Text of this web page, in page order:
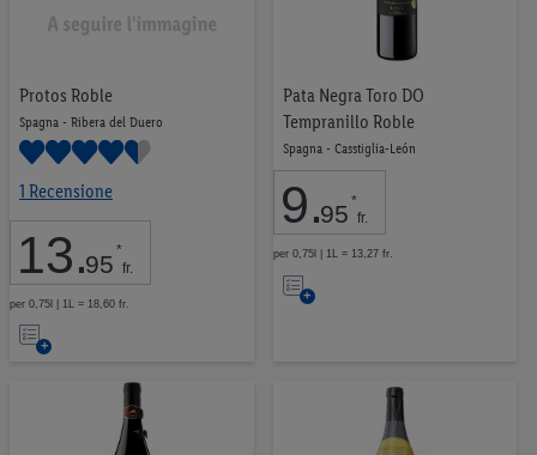
Protos Roble
Spagna - Ribera del Duero
1 Recensione
13.95 *
fr.
per 0,75l | 1L = 18,60 fr.
Nell’elenco
Pata Negra Toro DO
Tempranillo Roble
Spagna - Casstiglia-León
9.95 *
fr.
per 0,75l | 1L = 13,27 fr.
Nell’elenco